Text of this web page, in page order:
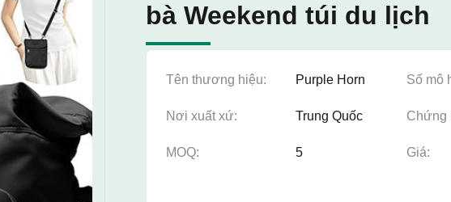
bà Weekend túi du lịch
Tên thương hiệu: Purple Horn Số mô
Nơi xuất xứ: Trung Quốc Chứng
MOQ: 5 Giá: